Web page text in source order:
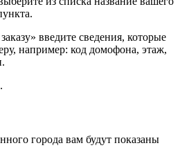
введите сведения, которые
например: код домофона, этаж,
города вам будут показаны